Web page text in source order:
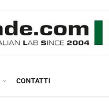
CONTATTI